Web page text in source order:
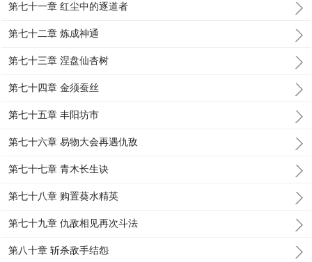
第七十一章 红尘中的逐道者
第七十二章 炼成神通
第七十三章 涅盘仙杏树
第七十四章 金须蚕丝
第七十五章 丰阳坊市
第七十六章 易物大会再遇仇敌
第七十七章 青木长生诀
第七十八章 购置葵水精英
第七十九章 仇敌相见再次斗法
第八十章 斩杀敌手结怨